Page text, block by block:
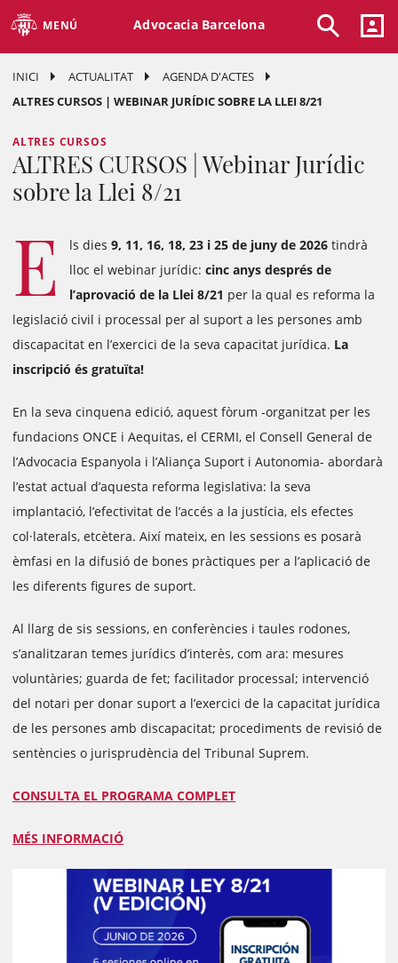
MENÚ Advocacia Barcelona
INICI ACTUALITAT
AGENDA D'ACTES
ALTRES CURSOS | WEBINAR JURÍDIC SOBRE LA LLEI 8/21
ALTRES CURSOS
ALTRES CURSOS | Webinar Jurídic
sobre la Llei 8/21
E ls dies 9, 11, 16, 18, 23 i 25 de juny de 2026 tindrà
lloc el webinar jurídic: cinc anys després de
l’aprovació de la Llei 8/21 per la qual es reforma la
legislació civil i processal per al suport a les persones amb
discapacitat en l’exercici de la seva capacitat jurídica. La
inscripció és gratuïta!
En la seva cinquena edició, aquest fòrum -organitzat per les
fundacions ONCE i Aequitas, el CERMI, el Consell General de
l’Advocacia Espanyola i l’Aliança Suport i Autonomia- abordarà
l’estat actual d’aquesta reforma legislativa: la seva
implantació, l’efectivitat de l’accés a la justícia, els efectes
col·laterals, etcètera. Així mateix, en les sessions es posarà
èmfasi en la difusió de bones pràctiques per a l’aplicació de
les diferents figures de suport.
Al llarg de sis sessions, en conferències i taules rodones,
s’analitzaran temes jurídics d’interès, com ara: mesures
voluntàries; guarda de fet; facilitador processal; intervenció
del notari per donar suport a l’exercici de la capacitat jurídica
de les persones amb discapacitat; procediments de revisió de
sentències o jurisprudència del Tribunal Suprem.
CONSULTA EL PROGRAMA COMPLET
MÉS INFORMACIÓ